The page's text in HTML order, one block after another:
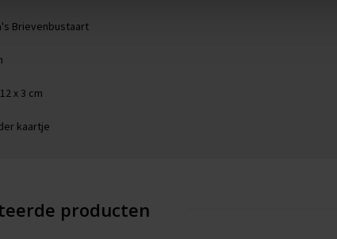
Brievenbustaart
x 3 cm
kaartje
producten